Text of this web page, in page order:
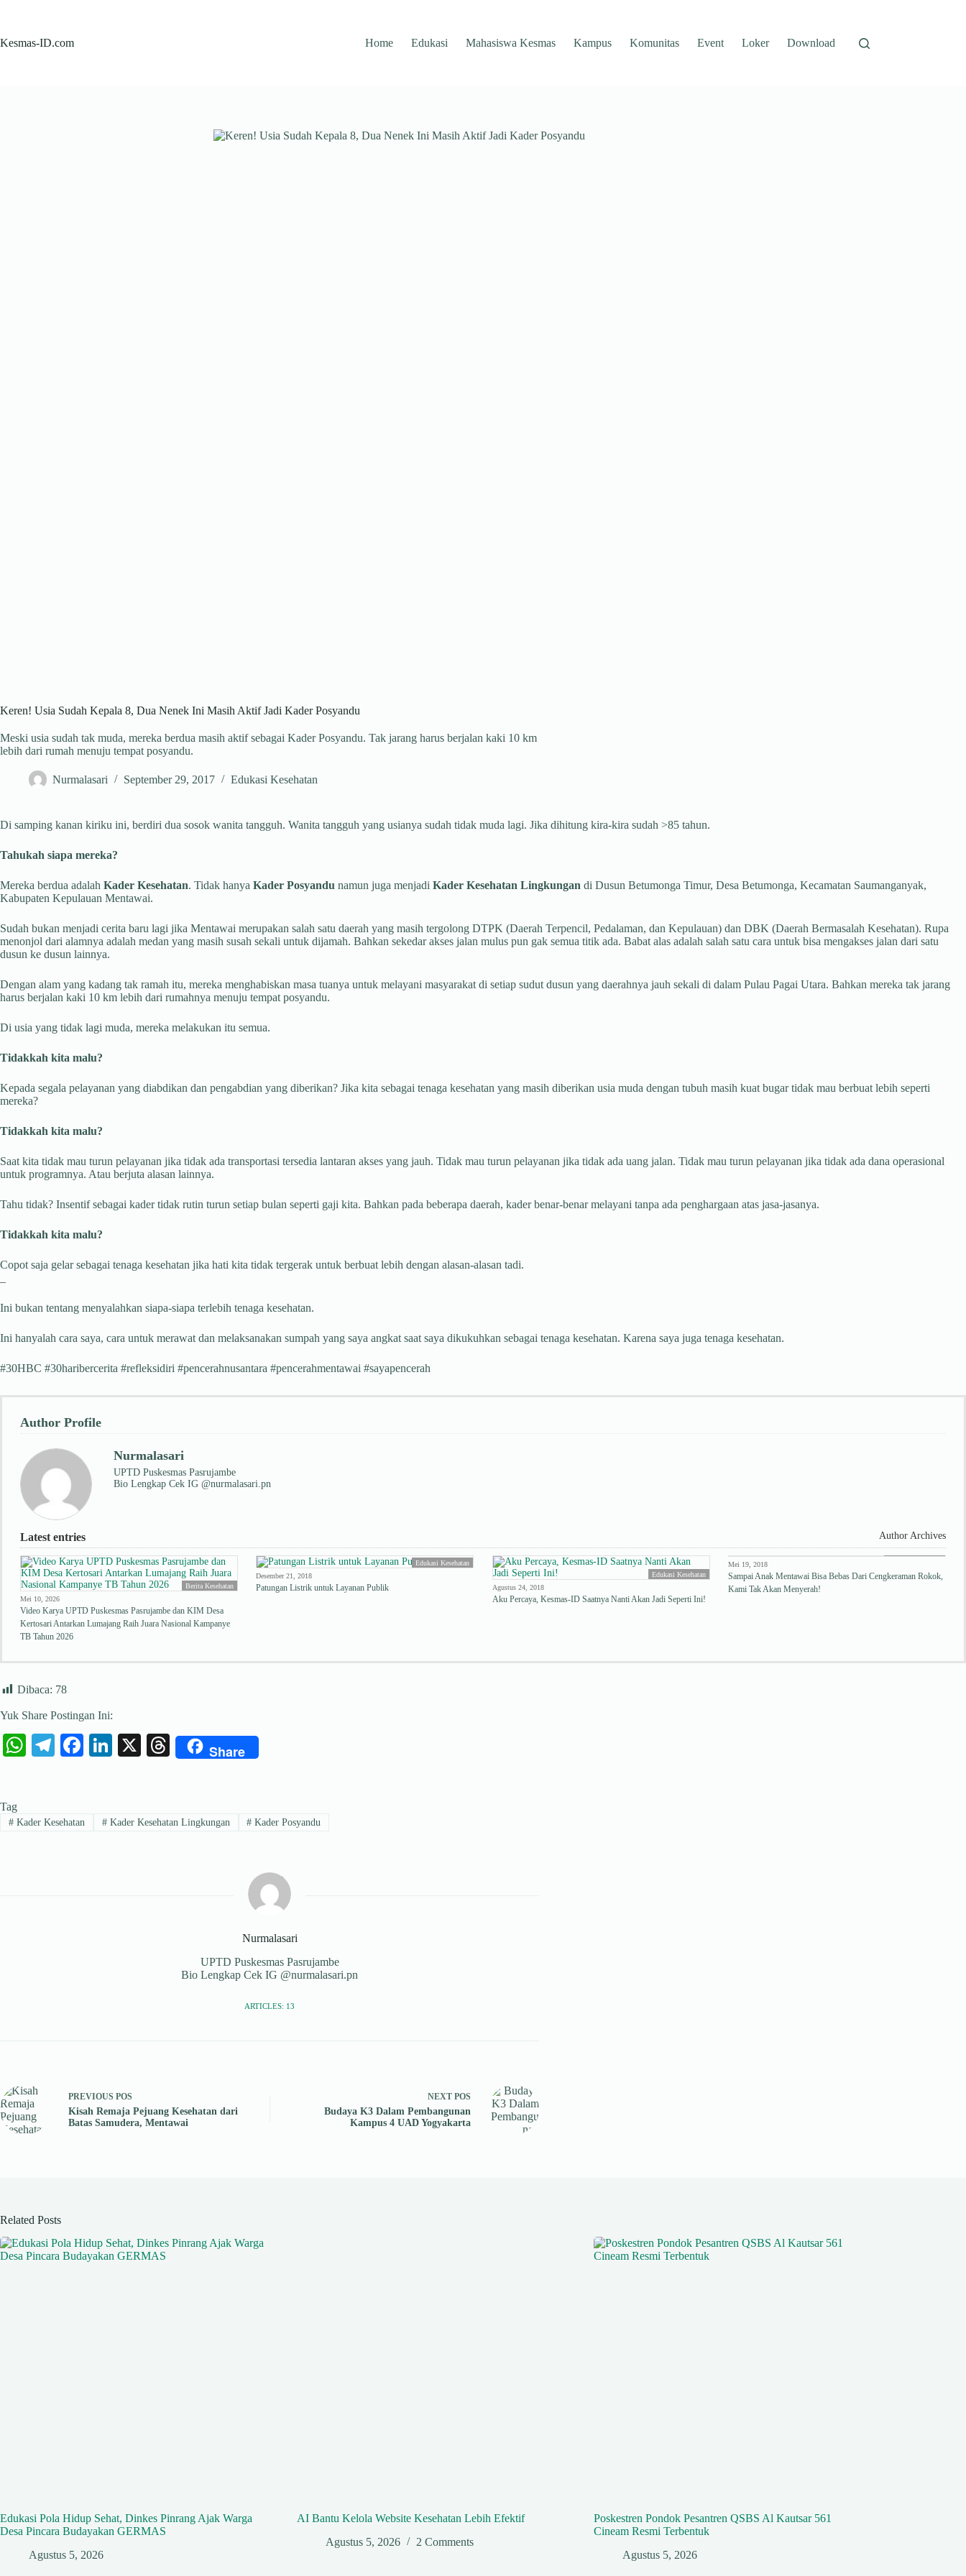
Kesmas-ID.com
Home Edukasi Mahasiswa Kesmas Kampus Komunitas Event Loker Download
Keren! Usia Sudah Kepala 8, Dua Nenek Ini Masih Aktif Jadi Kader Posyandu
Meski usia sudah tak muda, mereka berdua masih aktif sebagai Kader Posyandu. Tak jarang harus berjalan kaki 10 km
lebih dari rumah menuju tempat posyandu.
Nurmalasari September 29, 2017 Edukasi Kesehatan
Di samping kanan kiriku ini, berdiri dua sosok wanita tangguh. Wanita tangguh yang usianya sudah tidak muda lagi. Jika dihitung kira-kira sudah >85 tahun.
Tahukah siapa mereka?
Mereka berdua adalah Kader Kesehatan. Tidak hanya Kader Posyandu namun juga menjadi Kader Kesehatan Lingkungan di Dusun Betumonga Timur, Desa Betumonga, Kecamatan Saumanganyak,
Kabupaten Kepulauan Mentawai.
Sudah bukan menjadi cerita baru lagi jika Mentawai merupakan salah satu daerah yang masih tergolong DTPK (Daerah Terpencil, Pedalaman, dan Kepulauan) dan DBK (Daerah Bermasalah Kesehatan). Rupa
menonjol dari alamnya adalah medan yang masih susah sekali untuk dijamah. Bahkan sekedar akses jalan mulus pun gak semua titik ada. Babat alas adalah salah satu cara untuk bisa mengakses jalan dari satu
dusun ke dusun lainnya.
Dengan alam yang kadang tak ramah itu, mereka menghabiskan masa tuanya untuk melayani masyarakat di setiap sudut dusun yang daerahnya jauh sekali di dalam Pulau Pagai Utara. Bahkan mereka tak jarang
harus berjalan kaki 10 km lebih dari rumahnya menuju tempat posyandu.
Di usia yang tidak lagi muda, mereka melakukan itu semua.
Tidakkah kita malu?
Kepada segala pelayanan yang diabdikan dan pengabdian yang diberikan? Jika kita sebagai tenaga kesehatan yang masih diberikan usia muda dengan tubuh masih kuat bugar tidak mau berbuat lebih seperti
mereka?
Tidakkah kita malu?
Saat kita tidak mau turun pelayanan jika tidak ada transportasi tersedia lantaran akses yang jauh. Tidak mau turun pelayanan jika tidak ada uang jalan. Tidak mau turun pelayanan jika tidak ada dana operasional
untuk programnya. Atau berjuta alasan lainnya.
Tahu tidak? Insentif sebagai kader tidak rutin turun setiap bulan seperti gaji kita. Bahkan pada beberapa daerah, kader benar-benar melayani tanpa ada penghargaan atas jasa-jasanya.
Tidakkah kita malu?
Copot saja gelar sebagai tenaga kesehatan jika hati kita tidak tergerak untuk berbuat lebih dengan alasan-alasan tadi.
Ini bukan tentang menyalahkan siapa-siapa terlebih tenaga kesehatan.
Ini hanyalah cara saya, cara untuk merawat dan melaksanakan sumpah yang saya angkat saat saya dikukuhkan sebagai tenaga kesehatan. Karena saya juga tenaga kesehatan.
#30HBC #30haribercerita #refleksidiri #pencerahnusantara #pencerahmentawai #sayapencerah
Author Profile
Nurmalasari
UPTD Puskesmas Pasrujambe
Bio Lengkap Cek IG @nurmalasari.pn
Latest entries Author Archives
Berita Kesehatan
Mei 10, 2026
Video Karya UPTD Puskesmas Pasrujambe dan KIM Desa
Kertosari Antarkan Lumajang Raih Juara Nasional Kampanye
TB Tahun 2026
Edukasi Kesehatan
Desember 21, 2018
Patungan Listrik untuk Layanan Publik
Edukasi Kesehatan
Agustus 24, 2018
Aku Percaya, Kesmas-ID Saatnya Nanti Akan Jadi Seperti Ini!
Mei 19, 2018
Sampai Anak Mentawai Bisa Bebas Dari Cengkeraman Rokok,
Kami Tak Akan Menyerah!
Dibaca: 78
Yuk Share Postingan Ini:
W
A
Te
a
Fa
ok
Li
In
X
T
ds
Share
Tag
#Kader Kesehatan #Kader Kesehatan Lingkungan # Kader Posyandu
Nurmalasari
UPTD Puskesmas Pasrujambe
Bio Lengkap Cek IG @nurmalasari.pn
ARTICLES: 13
PREVIOUS POS
Kisah Remaja Pejuang Kesehatan dari
Batas Samudera, Mentawai
NEXT POS
Budaya K3 Dalam Pembangunan
Kampus 4 UAD Yogyakarta
Related Posts
Edukasi Pola Hidup Sehat, Dinkes Pinrang Ajak Warga
Desa Pincara Budayakan GERMAS
Agustus 5, 2026
AI Bantu Kelola Website Kesehatan Lebih Efektif
Agustus 5, 2026
2 Comments
Poskestren Pondok Pesantren QSBS Al Kautsar 561
Cineam Resmi Terbentuk
Agustus 5, 2026